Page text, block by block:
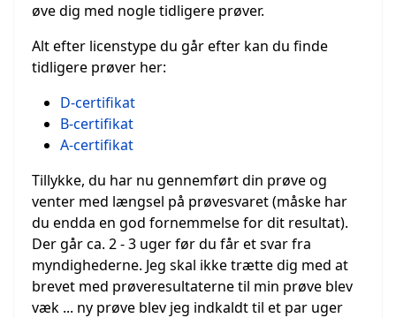
øve dig med nogle tidligere prøver.
Alt efter licenstype du går efter kan du finde
tidligere prøver her:
D-certifikat
B-certifikat
A-certifikat
Tillykke, du har nu gennemført din prøve og
venter med længsel på prøvesvaret (måske har
du endda en god fornemmelse for dit resultat).
Der går ca. 2 - 3 uger før du får et svar fra
myndighederne. Jeg skal ikke trætte dig med at
brevet med prøveresultaterne til min prøve blev
væk ... ny prøve blev jeg indkaldt til et par uger